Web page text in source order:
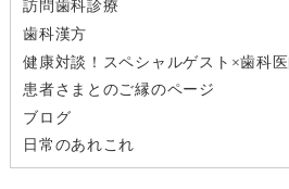
訪問歯科診療
歯科漢方
健康対談！スペシャルゲスト×歯科
患者さまとのご縁のページ
ブログ
日常のあれこれ